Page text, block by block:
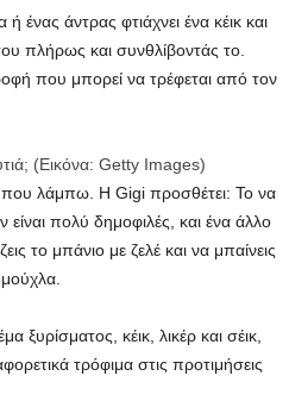
ένας άντρας φτιάχνει ένα κέικ και
πλήρως και συνθλίβοντάς το.
που μπορεί να τρέφεται από τον
(Εικόνα: Getty Images)
που λάμπω. Η Gigi προσθέτει: Το να
είναι πολύ δημοφιλές, και ένα άλλο
το μπάνιο με ζελέ και να μπαίνεις
ξυρίσματος, κέικ, λικέρ και σέικ,
τρόφιμα στις προτιμήσεις